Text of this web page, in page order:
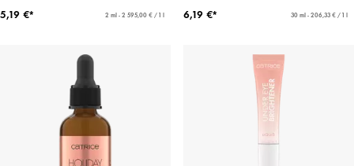
5,19 €*
2 ml - 2 595,00 € / 1 l
6,19 €*
30 ml - 206,33 € / 1 l